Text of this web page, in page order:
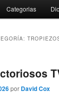
Categorias
por David Cox